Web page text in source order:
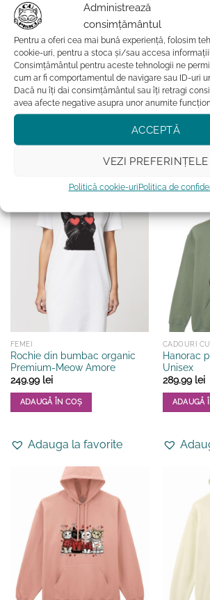
Administrează
consimțământul
Pentru a oferi cea mai bună experiență, folosim
cookie-uri, pentru a stoca și/sau accesa
Consimțământul pentru aceste tehnologii ne
cum ar fi comportamentul de navigare sau ID-uri
Dacă nu îți dai consimțământul sau îți retragi
avea afecte negative asupra unor anumite
ACCEPTĂ
VEZI PREFERINȚELE
Politică cookie-uriPolitica de
ACCESORII
Geanta din bumbac-Meow
Amore
84.99lei
CADOURI
Rochie
My Cat is
279.99lei
ADAUGĂ
Acest
produs
mai
variații.
Opțiunile
alese
pagina
produsului.
FEMEI
Rochie din bumbac organic
Premium-Meow Amore
249.99 lei
ADAUGĂ ÎN COȘ
are
Opțiunile
alese
pagina
produsului.
Adauga la favorite
CADOURI
Hanorac
Unisex
289.99 lei
ADAUGĂ
are
Opțiunile
alese
pagina
produsului.